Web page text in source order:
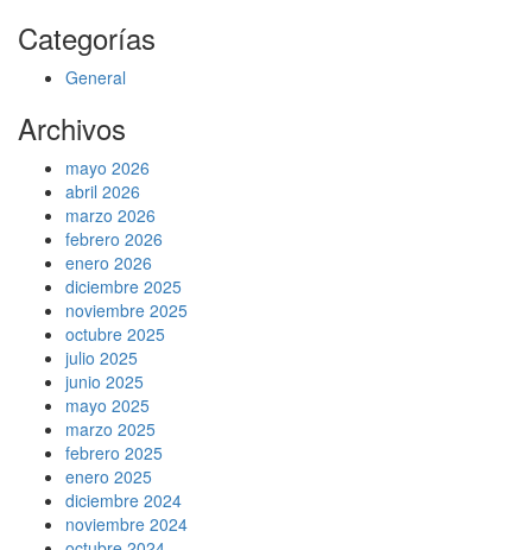
Categorías
General
Archivos
mayo 2026
abril 2026
marzo 2026
febrero 2026
enero 2026
diciembre 2025
noviembre 2025
octubre 2025
julio 2025
junio 2025
mayo 2025
marzo 2025
febrero 2025
enero 2025
diciembre 2024
noviembre 2024